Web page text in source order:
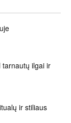
tarnautų ilgai ir
ir stiliaus